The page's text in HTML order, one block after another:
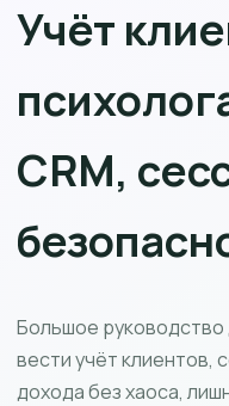
Учёт
CRM,
Большое руководство
вести учёт клиентов,
дохода без хаоса,